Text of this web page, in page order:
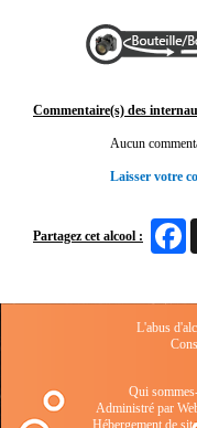
Commentaire(s) des
Aucun
Laisser votre
Partagez cet alcool :
L'abus
Qui
Administré par
Hébergement de